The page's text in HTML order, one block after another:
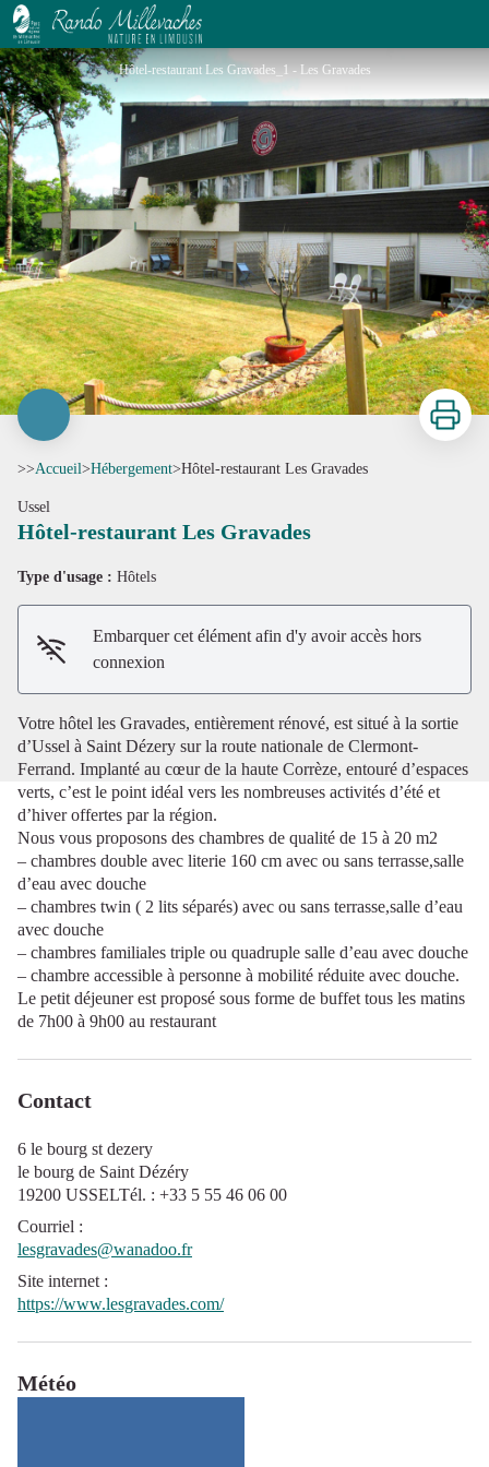
Hôtel-restaurant Les Gravades
Hôtel-restaurant Les Gravades_1 - Les Gravades
Voir l'image en plein écran
Imprimer
>>Accueil>Hébergement>Hôtel-restaurant Les Gravades
Ussel
Hôtel-restaurant Les Gravades
Type d'usage : Hôtels
Embarquer cet élément afin d'y avoir accès hors
connexion
Votre hôtel les Gravades, entièrement rénové, est situé à la sortie
d’Ussel à Saint Dézery sur la route nationale de Clermont-
Ferrand. Implanté au cœur de la haute Corrèze, entouré d’espaces
verts, c’est le point idéal vers les nombreuses activités d’été et
d’hiver offertes par la région.
Nous vous proposons des chambres de qualité de 15 à 20 m2
– chambres double avec literie 160 cm avec ou sans terrasse,salle
d’eau avec douche
– chambres twin ( 2 lits séparés) avec ou sans terrasse,salle d’eau
avec douche
– chambres familiales triple ou quadruple salle d’eau avec douche
– chambre accessible à personne à mobilité réduite avec douche.
Le petit déjeuner est proposé sous forme de buffet tous les matins
de 7h00 à 9h00 au restaurant
Contact
6 le bourg st dezery
le bourg de Saint Dézéry
19200 USSELTél. : +33 5 55 46 06 00
Courriel :
lesgravades@wanadoo.fr
Site internet :
https://www.lesgravades.com/
Météo